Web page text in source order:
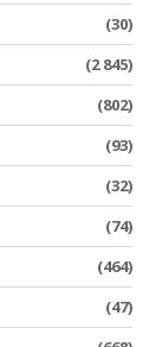
(30)
(2 845)
(802)
(93)
(32)
(74)
(464)
(47)